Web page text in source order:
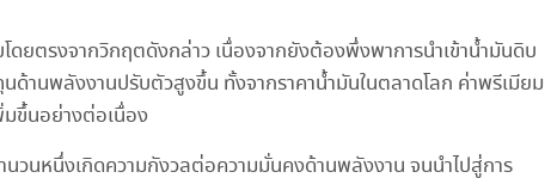
ดยตรงจากวิกฤตดังกล่าว เนื่องจากยังต้องพึ่งพาการนำเข้าน้ำมันดิบ
ด้านพลังงานปรับตัวสูงขึ้น ทั้งจากราคาน้ำมันในตลาดโลก ค่าพรีเมียม
มขึ้นอย่างต่อเนื่อง
วนหนึ่งเกิดความกังวลต่อความมั่นคงด้านพลังงาน จนนำไปสู่การ